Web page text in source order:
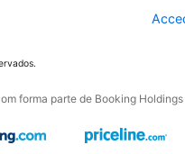
forma parte de Booking